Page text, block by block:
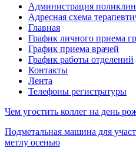
Администрация
Адресная схема
Главная
График личного приема
График приема врачей
График работы отделений
Контакты
Лента
Телефоны регистратуры
Чем угостить коллег на день
Подметальная машина для
метлу осенью